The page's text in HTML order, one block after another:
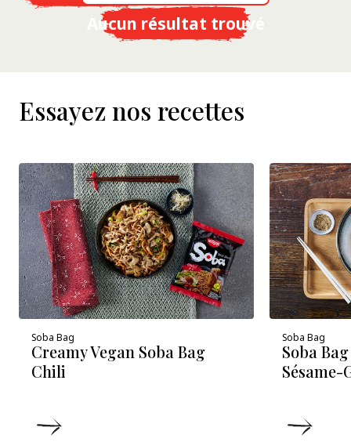
Aucun résultat trouvé
Essayez nos recettes
Soba Bag
Creamy Vegan Soba Bag
Chili
Soba Bag
Soba
Sésame-